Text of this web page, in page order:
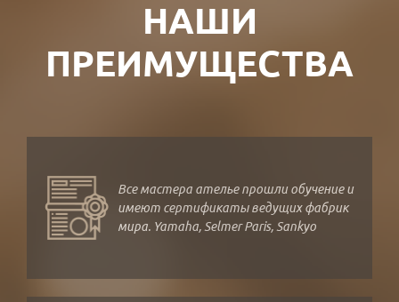
НАШИ
ПРЕИМУЩЕСТВА
Все мастера ателье прошли обучение и
имеют сертификаты ведущих фабрик
мира. Yamaha, Selmer Paris, Sankyo